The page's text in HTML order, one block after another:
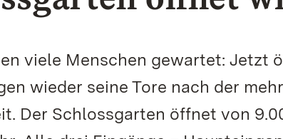
viele Menschen gewartet: Jetzt
wieder seine Tore nach der
Der Schlossgarten öffnet von